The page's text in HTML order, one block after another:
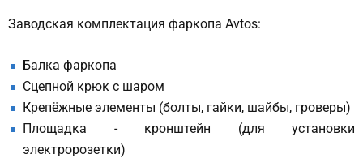
Заводская комплектация фаркопа Avtos:
Балка фаркопа
Сцепной крюк с шаром
Крепёжные элементы (болты, гайки, шайбы, гроверы)
Площадка - кронштейн (для установки
электророзетки)